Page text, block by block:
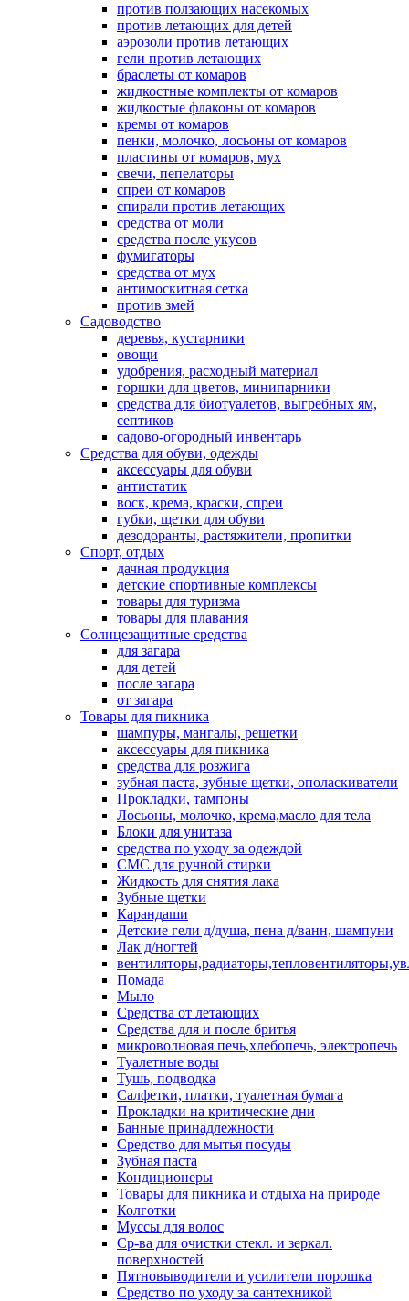
против ползающих насекомых
против летающих для детей
аэрозоли против летающих
гели против летающих
браслеты от комаров
жидкостные комплекты от комаров
жидкостые флаконы от комаров
кремы от комаров
пенки, молочко, лосьоны от комаров
пластины от комаров, мух
свечи, пепелаторы
спреи от комаров
спирали против летающих
средства от моли
средства после укусов
фумигаторы
средства от мух
антимоскитная сетка
против змей
Садоводство
деревья, кустарники
овощи
удобрения, расходный материал
горшки для цветов, минипарники
средства для биотуалетов, выгребных ям,
септиков
садово-огородный инвентарь
Средства для обуви, одежды
аксессуары для обуви
антистатик
воск, крема, краски, спреи
губки, щетки для обуви
дезодоранты, растяжители, пропитки
Спорт, отдых
дачная продукция
детские спортивные комплексы
товары для туризма
товары для плавания
Солнцезащитные средства
для загара
для детей
после загара
от загара
Товары для пикника
шампуры, мангалы, решетки
аксессуары для пикника
средства для розжига
зубная паста, зубные щетки, ополаскиватели
Прокладки, тампоны
Лосьоны, молочко, крема,масло для тела
Блоки для унитаза
средства по уходу за одеждой
СМС для ручной стирки
Жидкость для снятия лака
Зубные щетки
Карандаши
Детские гели д/душа, пена д/ванн, шампуни
Лак д/ногтей
Помада
Мыло
Средства от летающих
Средства для и после бритья
микроволновая печь,хлебопечь, электропечь
Туалетные воды
Тушь, подводка
Салфетки, платки, туалетная бумага
Прокладки на критические дни
Банные принадлежности
Средство для мытья посуды
Зубная паста
Кондиционеры
Товары для пикника и отдыха на природе
Колготки
Муссы для волос
Ср-ва для очистки стекл. и зеркал.
поверхностей
Пятновыводители и усилители порошка
Средство по уходу за сантехникой